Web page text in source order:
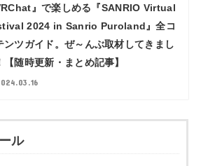
』で楽しめる『SANRIO Virtual
2024 in Sanrio Puroland』全コ
ンツガイド。ぜ～んぶ取材してきまし
【随時更新・まとめ記事】
ル